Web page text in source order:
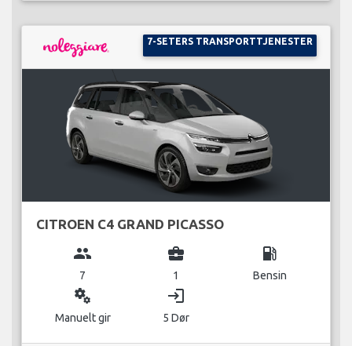
7-SETERS TRANSPORTTJENESTER
CITROEN C4 GRAND PICASSO
group
7
business_center
1
local_gas_station
Bensin
miscellaneous_services
Manuelt gir
login
5 Dør